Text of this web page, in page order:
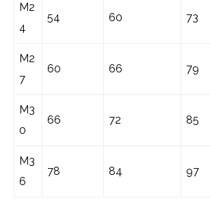
M2
4
54 60 73
M2
7
60 66 79
M3
0
66 72 85
M3
6
78 84 97